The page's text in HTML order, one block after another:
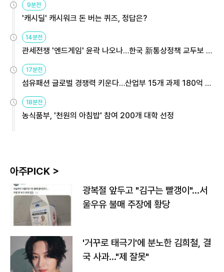
9분전
'캐시딜' 캐시워크 돈 버는 퀴즈, 정답은?
14분전
관세전쟁 '엔드게임' 윤곽 나오나…한국 新통상정책 교두보 활
용해야
17분전
섬유패션 글로벌 경쟁력 키운다…산업부 15개 과제 180억 지
원
18분전
농식품부, '천원의 아침밥' 참여 200개 대학 선정
아주PICK >
광복절 앞두고 "김구는 빨갱이"…서
울우유 불매 주장에 황당
'거꾸로 태극기'에 분노한 김희철, 결
국 사과…"제 잘못"